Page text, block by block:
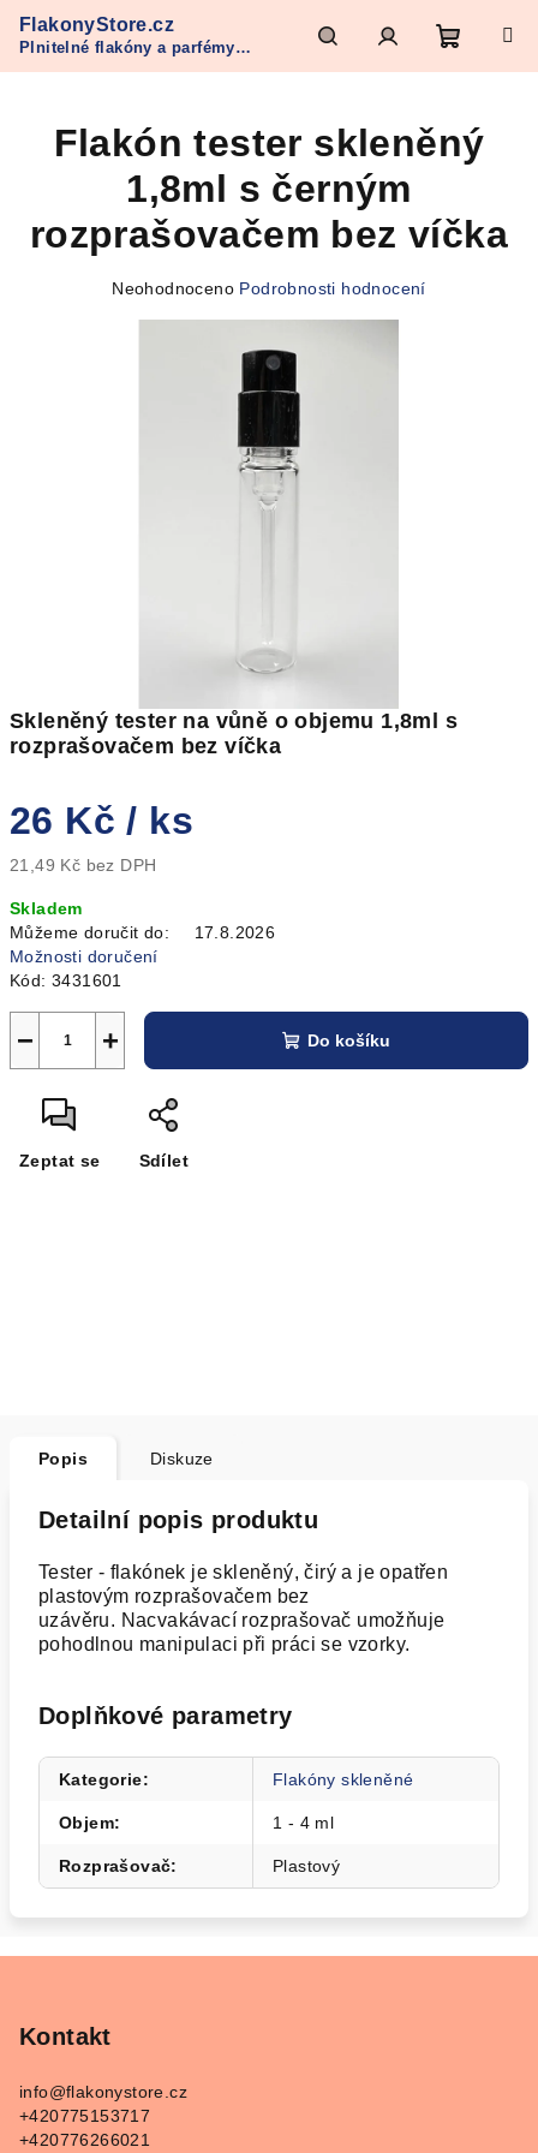
obsah
FlakonyStore.cz
Plnitelné flakóny a parfémy
Refan
HledatPřihlášeníNákupní
košík
Skleněný tester na vůně o objemu 1,8ml s
rozprašovačem bez víčka
26 Kč/ ks
21,49 Kč bez DPH
cena:
Skladem
Můžeme doručit do:
17.8.2026
Možnosti doručení
Kód: 3431601
+
− Do košíku
Zeptat se Sdílet
Flakón tester skleněný
1,8ml s černým
rozprašovačem bez víčka
Průměrné
Neohodnoceno Podrobnosti hodnocení
Popis Diskuze
Detailní popis produktu
Tester - flakónek je skleněný, čirý a je opatřen
plastovým rozprašovačem bez
uzávěru. Nacvakávací rozprašovač umožňuje
pohodlnou manipulaci při práci se vzorky.
Doplňkové parametry
Kategorie: Flakóny skleněné
Objem: 1 - 4 ml
Rozprašovač: Plastový
Kontakt
info@flakonystore.cz
+420775153717
+420776266021